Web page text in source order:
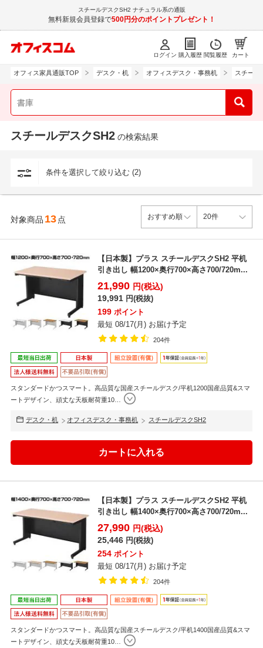
スチールデスクSH2 ナチュラル系の通販
無料新規会員登録で500円分のポイントプレゼント！
ログイン 購入履歴 閲覧履歴 カート
オフィス家具通販TOP デスク・机 オフィスデスク・事務机 スチール
スチールデスクSH2 の検索結果
条件を選択して絞り込む (2)
対象商品 13 点
【日本製】プラス スチールデスクSH2 平机
引き出し 幅1200×奥行700×高さ700/720m...
21,990 円(税込)
19,991 円(税抜)
199 ポイント
最短 08/17(月) お届け予定
204件
スタンダードかつスマート。高品質な国産スチールデスク/平机1200国産品質&スマ
ートデザイン、頑丈な天板耐荷重10…
デスク・机 オフィスデスク・事務机 スチールデスクSH2
【日本製】プラス スチールデスクSH2 平机
引き出し 幅1400×奥行700×高さ700/720m...
27,990 円(税込)
25,446 円(税抜)
254 ポイント
最短 08/17(月) お届け予定
204件
スタンダードかつスマート。高品質な国産スチールデスク/平机1400国産品質&スマ
ートデザイン、頑丈な天板耐荷重10…